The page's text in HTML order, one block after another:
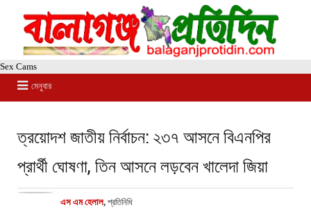
Sex Cams
মেনুবার
ত্রয়োদশ জাতীয় নির্বাচন: ২৩৭ আসনে বিএনপির
প্রার্থী ঘোষণা, তিন আসনে লড়বেন খালেদা জিয়া
এস এম হেলাল, প্রতিনিধি